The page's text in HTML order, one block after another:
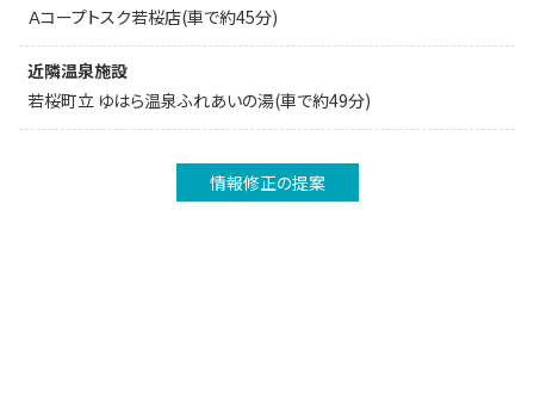
Ａコープトスク若桜店(車で約45分)
近隣温泉施設
若桜町立 ゆはら温泉ふれあいの湯(車で約49分)
情報修正の提案